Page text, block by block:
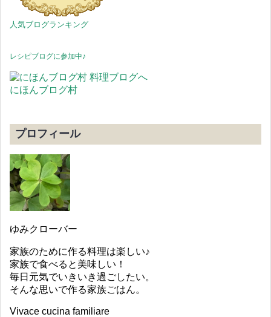
人気ブログランキング
レシピブログに参加中♪
にほんブログ村
プロフィール
ゆみクローバー
家族のために作る料理は楽しい♪
家族で食べると美味しい！
毎日元気でいきいき過ごしたい。
そんな思いで作る家族ごはん。
Vivace cucina familiare